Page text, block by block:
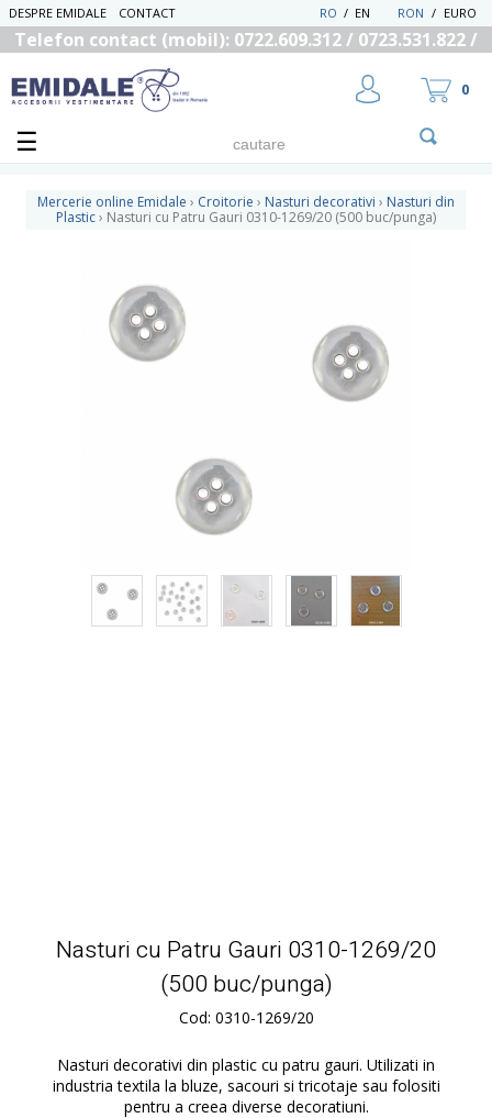
DESPRE EMIDALE CONTACT RON / EURO
EN
/
RO
Telefon contact (mobil): 0722.609.312 / 0723.531.822 /
0
Mercerie online Emidale › Croitorie › Nasturi decorativi › Nasturi din
Plastic› Nasturi cu Patru Gauri 0310-1269/20 (500 buc/punga)
Nasturi cu Patru Gauri 0310-1269/20
(500 buc/punga)
Cod: 0310-1269/20
Nasturi decorativi din plastic cu patru gauri. Utilizati in
industria textila la bluze, sacouri si tricotaje sau folositi
pentru a creea diverse decoratiuni.